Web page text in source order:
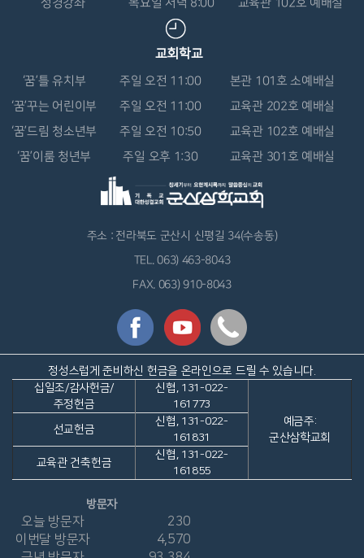
교회학교
‘꿈’틀 유치부 주일 오전 11:00
본관 101호 소예배실
‘꿈’꾸는 어린이부
주일 오전 11:00
교육관 202호 예배실
‘꿈’드림 청소년부
주일 오전 10:50
교육관 102호 예배실
‘꿈’이룸 청년부
주일 오후 1:30 교육관 301호 예배실
주소 : 전라북도 군산시 신평길 34(수송동)
TEL. 063) 463-8043
FAX. 063) 910-8043
정성스럽게 준비하신 헌금을 온라인으로 드릴 수 있습니다.
십일조/감사헌금/
주정헌금
신협, 131-022-
161773
예금주:
군산삼학교회
선교헌금
신협, 131-022-
161831
교육관 건축헌금
신협, 131-022-
161855
방문자
오늘 방문자
230
이번달 방문자
4,570